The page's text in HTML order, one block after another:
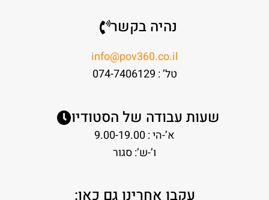
נהיה בקשר
info@pov360.co.il
טל’ : 074-7406129
שעות עבודה של הסטודיו
א’-הי : 9.00-19.00
ו’-ש’: סגור
עקבו אחרינו גם כאן: